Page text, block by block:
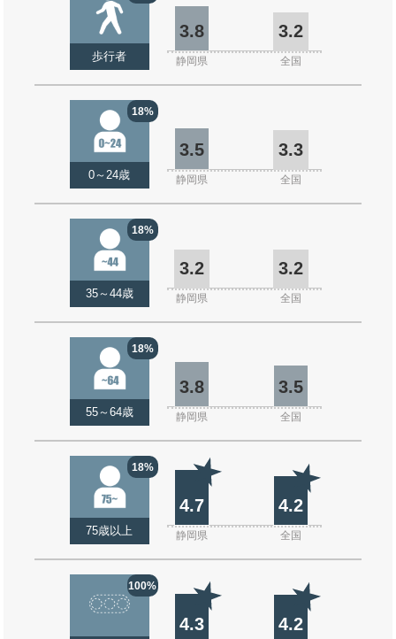
歩行者
3.8 3.2
静岡県 全国
18%
0～24歳
3.5 3.3
静岡県 全国
18%
35～44歳
3.2 3.2
静岡県 全国
18%
55～64歳
3.8 3.5
静岡県 全国
18%
75歳以上
4.7 4.2
静岡県 全国
100%
4.3 4.2